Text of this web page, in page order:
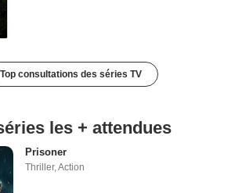
Top consultations des séries TV
les + attendues
Prisoner
Thriller,Action